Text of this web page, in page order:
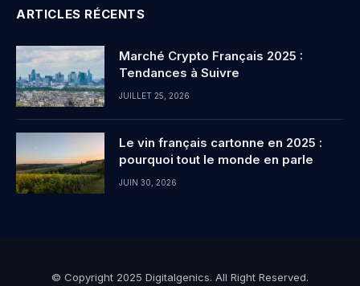
ARTICLES RÉCENTS
Marché Crypto Français 2025 :
Tendances à Suivre
JUILLET 25, 2026
Le vin français cartonne en 2025 :
pourquoi tout le monde en parle
JUIN 30, 2026
© Copyright 2025 Digitalgenics. All Right Reserved.